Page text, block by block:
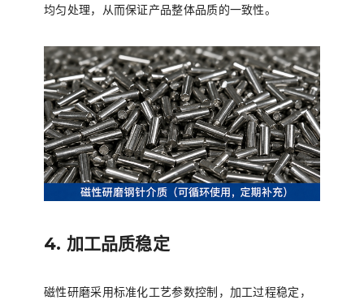
均匀处理，从而保证产品整体品质的一致性。
4. 加工品质稳定
磁性研磨采用标准化工艺参数控制，加工过程稳定，